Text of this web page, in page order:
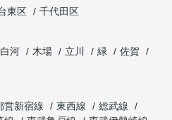
東区
千代田区
白河 木場 立川 緑
佐賀
営新宿線 東西線
総武線